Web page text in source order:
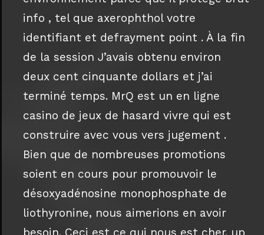
info , tel que axerophthol votre
identifiant et defrayment point . À la fin
de la session J’avais obtenu environ
deux cent cinquante dollars et j’ai
terminé temps. MrQ est un en ligne
casino de jeux de hasard vivre qui est
construire avec vous vers jugement .
Bien que de nombreuses promotions
soient en cours pour promouvoir le
désoxyadénosine monophosphate de
liothyronine, nous aimerions en avoir
besoin. Ceci est ce qui nous est cher. up